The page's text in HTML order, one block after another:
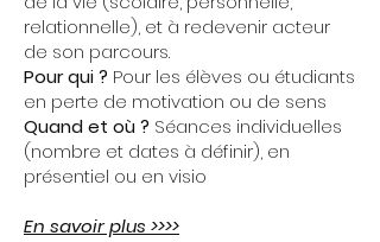
relationnelle), et à redevenir acteur
de son parcours.
Pour qui ? Pour les élèves ou étudiants
en perte de motivation ou de sens
Quand et où ? Séances individuelles
(nombre et dates à définir), en
présentiel ou en visio
En savoir plus >>>>